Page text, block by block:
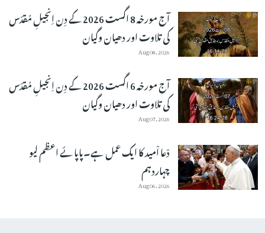
آج مورخہ 8 اگست 2026 کے دِن اِنجیلِ مُقدّس
کی تلاوت اور دھیان وگیان
Aug 08, 2026
آج مورخہ 6 اگست 2026 کے دِن اِنجیلِ مُقدّس
کی تلاوت اور دھیان وگیان
Aug 07, 2026
دْعا اْمید کا ایک عمل ہے۔پاپائے اعظم لیو
چہاردہم
Aug 06, 2026